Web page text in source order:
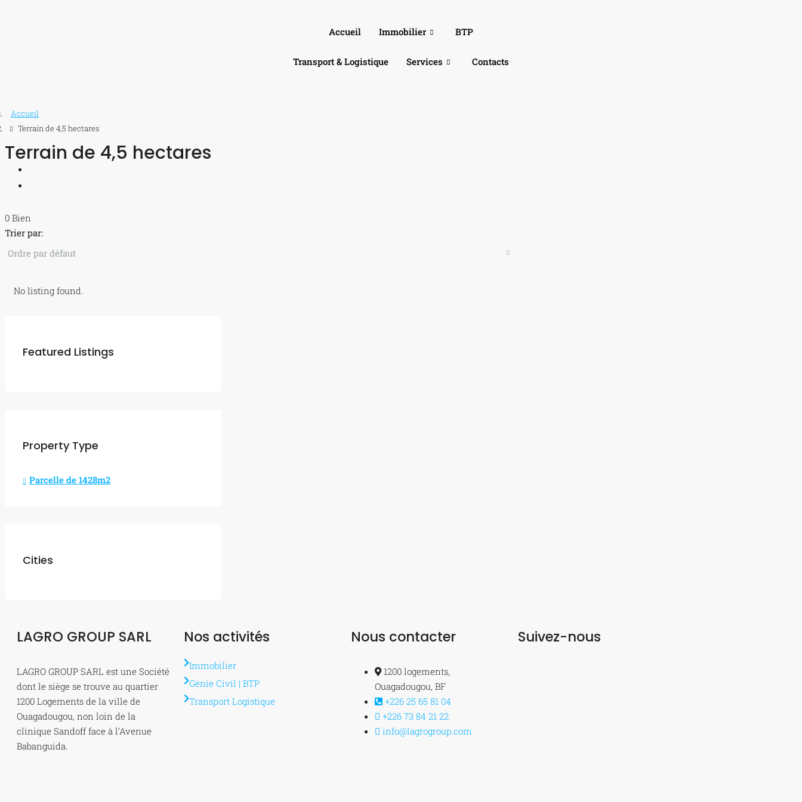
Accueil Immobilier BTP
Transport & Logistique Services Contacts
Accueil
Terrain de 4,5 hectares
Terrain de 4,5 hectares
0 Bien
Trier par:
Ordre par défaut
No listing found.
Featured Listings
Property Type
Parcelle de 1428m2
Cities
LAGRO GROUP SARL
LAGRO GROUP SARL est une Société
dont le siège se trouve au quartier
1200 Logements de la ville de
Ouagadougou, non loin de la
clinique Sandoff face à l’Avenue
Babanguida.
Nos activités
Immobilier
Génie Civil | BTP
Transport Logistique
Nous contacter
1200 logements,
Ouagadougou, BF
+226 25 65 81 04
+226 73 84 21 22
info@lagrogroup.com
Suivez-nous